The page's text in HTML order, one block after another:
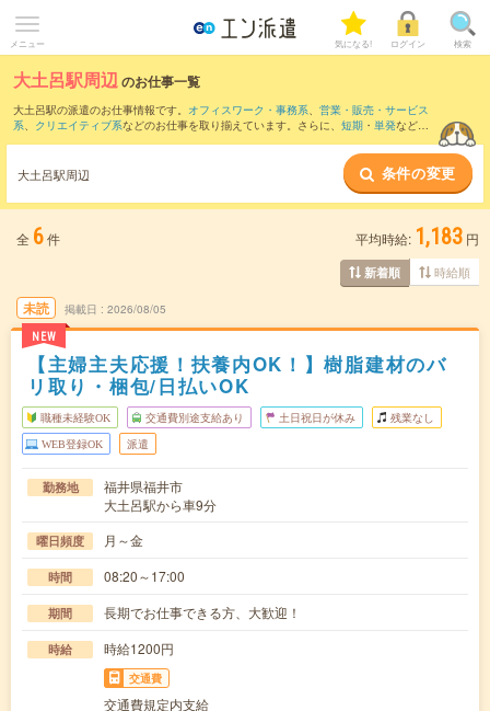
メニュー 気になる! ログイン 検索
大土呂駅周辺のお仕事一覧
大土呂駅の派遣のお仕事情報です。 オフィスワーク・事務系、 営業・販売・サービス
系、 クリエイティブ系などのお仕事を取り揃えています。さらに、 短期 ・ 単発などの
また、北府駅・
など近隣駅のお仕事もご確
認いただけます。
大土呂駅周辺 条件の変更
全 6件 平均時給: 1,183 円
新着順 時給順
未読
NEW
掲載日 2026/08/05
【主婦主夫応援！扶養内OK！】樹脂建材のバ
リ取り・梱包/日払いOK
職種未経験OK 交通費別途支給あり 土日祝日が休み 残業なし
WEB登録OK 派遣
勤務地
福井県福井市
大土呂駅から車9分
曜日頻度 月～金
時間 08:20～17:00
期間 長期でお仕事できる方、大歓迎！
時給 時給1200円
交通費
交通費規定内支給